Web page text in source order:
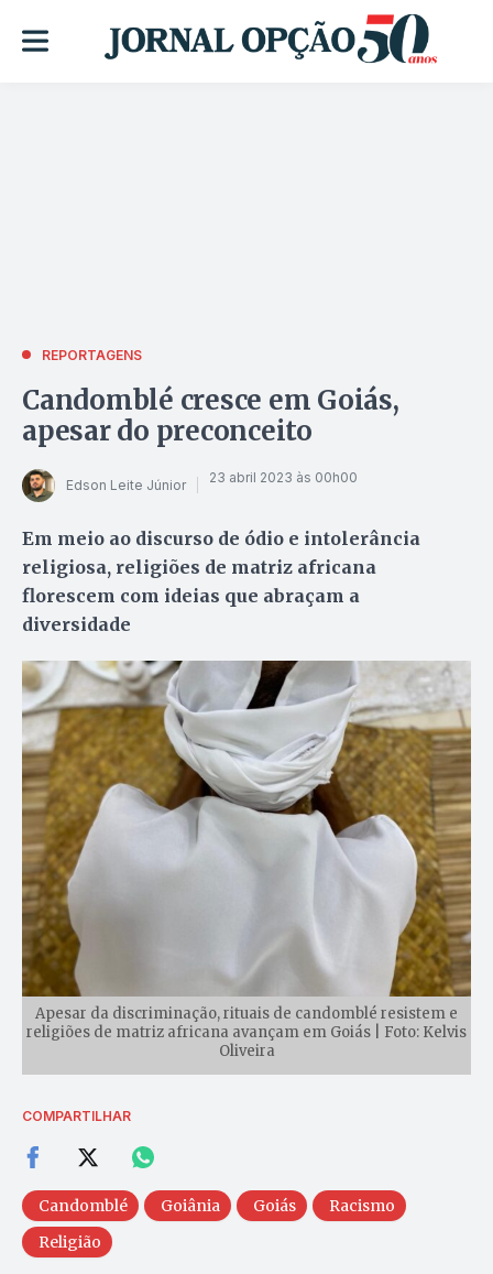
REPORTAGENS
Candomblé cresce em Goiás,
apesar do preconceito
Edson Leite Júnior 23 abril 2023 às 00h00
Em meio ao discurso de ódio e intolerância
religiosa, religiões de matriz africana
florescem com ideias que abraçam a
diversidade
Apesar da discriminação, rituais de candomblé resistem e
religiões de matriz africana avançam em Goiás | Foto: Kelvis
Oliveira
COMPARTILHAR
Candomblé Goiânia Goiás
Racismo
Religião